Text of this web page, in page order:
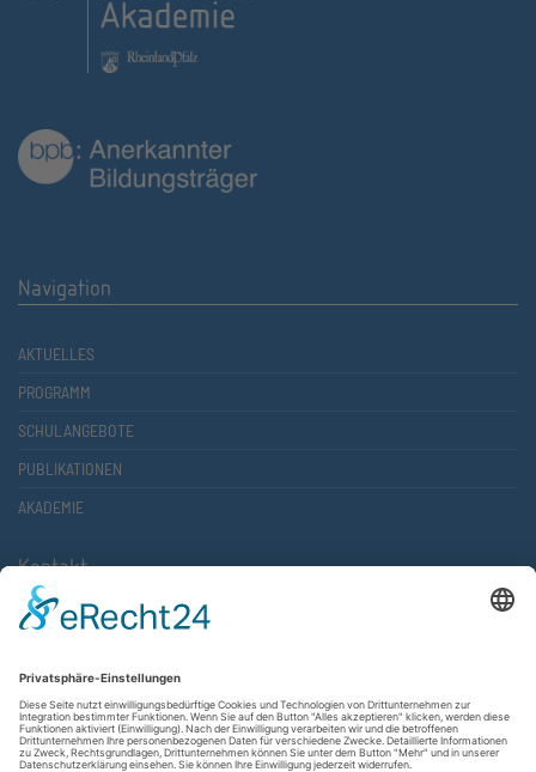
Navigation
AKTUELLES
PROGRAMM
SCHULANGEBOTE
PUBLIKATIONEN
AKADEMIE
Kontakt
Atlantische Akademie Rheinland-Pfalz e.V.
67657 Kaiserslautern
FON 0631 36610-0
FAX 0631 36610-15